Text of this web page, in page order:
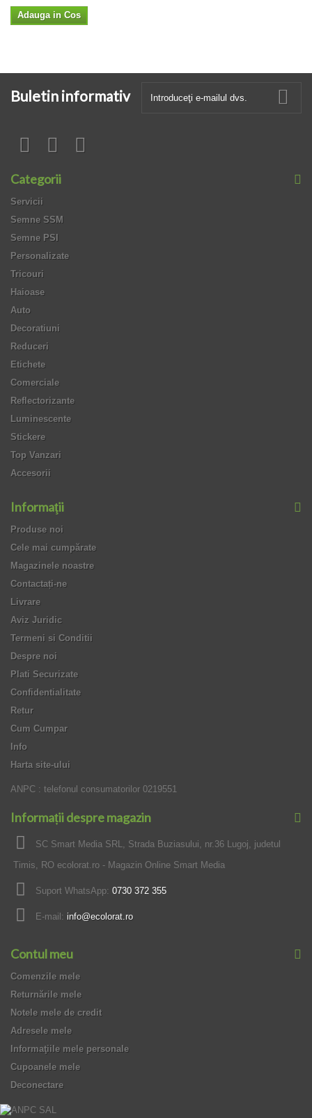
Adauga in Cos
Buletin informativ
Categorii
Servicii
Semne SSM
Semne PSI
Personalizate
Tricouri
Haioase
Auto
Decoratiuni
Reduceri
Etichete
Comerciale
Reflectorizante
Luminescente
Stickere
Top Vanzari
Accesorii
Informaţii
Produse noi
Cele mai cumpărate
Magazinele noastre
Contactați-ne
Livrare
Aviz Juridic
Termeni si Conditii
Despre noi
Plati Securizate
Confidentialitate
Retur
Cum Cumpar
Info
Harta site-ului
ANPC : telefonul consumatorilor 0219551
Informații despre magazin
SC Smart Media SRL, Strada Buziasului, nr.36 Lugoj, judetul
Timis, RO ecolorat.ro - Magazin Online Smart Media
Suport WhatsApp: 0730 372 355
E-mail: info@ecolorat.ro
Contul meu
Comenzile mele
Returnările mele
Notele mele de credit
Adresele mele
Informaţiile mele personale
Cupoanele mele
Deconectare